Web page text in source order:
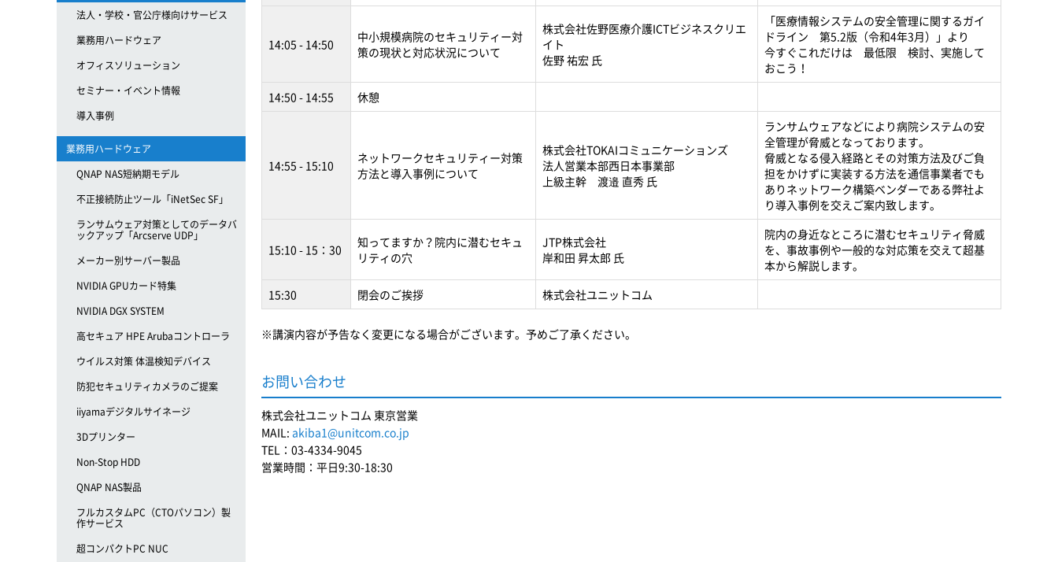
14:05 - 14:50
中小規模病院のセキュリティー対
策の現状と対応状況について
株式会社佐野医療介護ICTビジネスクリエ
イト
佐野 祐宏 氏
「医療情報システムの安全管理に関するガイ
ドライン 第5.2版（令和4年3月）」より
今すぐこれだけは 最低限 検討、実施して
おこう！
14:50 - 14:55
休憩
14:55 - 15:10
ネットワークセキュリティー対策
方法と導入事例について
株式会社TOKAIコミュニケーションズ
法人営業本部西日本事業部
上級主幹 渡邉 直秀 氏
ランサムウェアなどにより病院システムの安
全管理が脅威となっております。
脅威となる侵入経路とその対策方法及びご負
担をかけずに実装する方法を通信事業者でも
ありネットワーク構築ベンダーである弊社よ
り導入事例を交えご案内致します。
15:10 - 15：30
知ってますか？院内に潜むセキュ
リティの穴
JTP株式会社
岸和田 昇太郎 氏
院内の身近なところに潜むセキュリティ脅威
を、事故事例や一般的な対応策を交えて超基
本から解説します。
15:30
閉会のご挨拶 株式会社ユニットコム
※講演内容が予告なく変更になる場合がございます。予めご了承ください。
お問い合わせ
株式会社ユニットコム 東京営業
MAIL: akiba1@unitcom.co.jp
TEL：03-4334-9045
営業時間：平日9:30-18:30
法人・学校・官公庁様向けサービス
業務用ハードウェア
オフィスソリューション
セミナー・イベント情報
導入事例
業務用ハードウェア
QNAP NAS短納期モデル
不正接続防止ツール「iNetSec SF」
ランサムウェア対策としてのデータバ
ックアップ「Arcserve UDP」
メーカー別サーバー製品
NVIDIA GPUカード特集
NVIDIA DGX SYSTEM
高セキュア HPE Arubaコントローラ
ウイルス対策 体温検知デバイス
防犯セキュリティカメラのご提案
iiyamaデジタルサイネージ
3Dプリンター
Non-Stop HDD
QNAP NAS製品
フルカスタムPC（CTOパソコン）製
作サービス
超コンパクトPC NUC